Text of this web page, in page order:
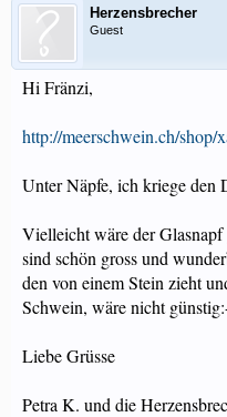
Herzensbrecher
Guest
Hi Fränzi,
http://meerschwein.ch/shop/
Unter Näpfe, ich kriege
Vielleicht wäre der
sind schön gross und
den von einem Stein zieht
Schwein, wäre nicht
Liebe Grüsse
Petra K. und die